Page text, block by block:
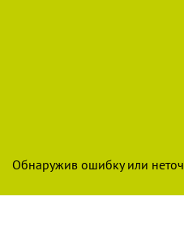
Обнаружив ошибку или